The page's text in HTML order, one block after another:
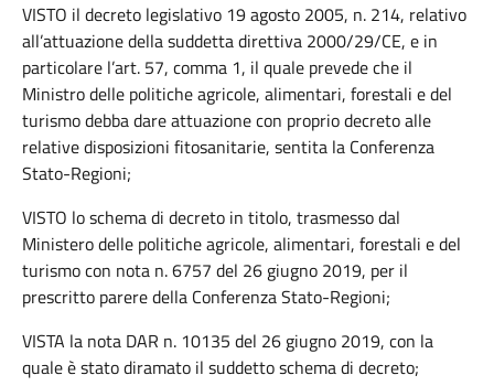
VISTO il decreto legislativo 19 agosto 2005, n. 214, relativo
all’attuazione della suddetta direttiva 2000/29/CE, e in
particolare l’art. 57, comma 1, il quale prevede che il
Ministro delle politiche agricole, alimentari, forestali e del
turismo debba dare attuazione con proprio decreto alle
relative disposizioni fitosanitarie, sentita la Conferenza
Stato-Regioni;
VISTO lo schema di decreto in titolo, trasmesso dal
Ministero delle politiche agricole, alimentari, forestali e del
turismo con nota n. 6757 del 26 giugno 2019, per il
prescritto parere della Conferenza Stato-Regioni;
VISTA la nota DAR n. 10135 del 26 giugno 2019, con la
quale è stato diramato il suddetto schema di decreto;